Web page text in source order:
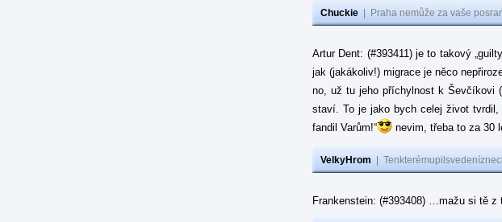
Chuckie Praha nemůže za vaše
Artur Dent: (#393411) je to takový
jak (jakákoliv!) migrace je něco
no, už tu jeho příchylnost k Ševčíkovi
staví. To je jako bych celej život
fandil Varům!“
nevim, třeba to za 30
VelkyHrom
Frankenstein: (#393408) …mažu si tě z